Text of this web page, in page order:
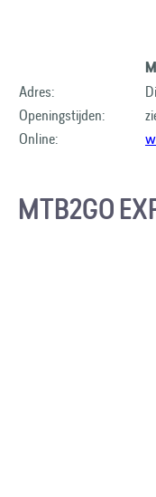
Adres:
Openingstijden:
Online:
MTB2GO